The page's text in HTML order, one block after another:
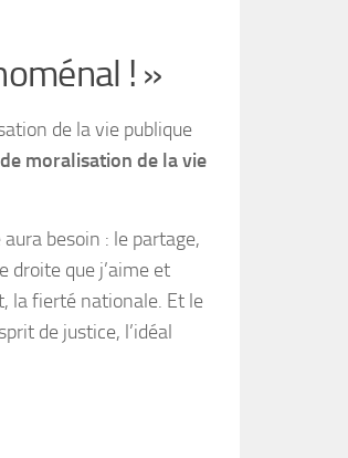
! »
de la vie publique
moralisation de la vie
besoin : le partage,
droite que j’aime et
la fierté nationale. Et le
de justice, l’idéal